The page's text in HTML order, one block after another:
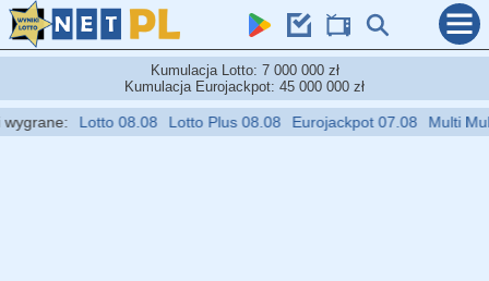
Kumulacja Lotto: 7 000 000 zł
Kumulacja Eurojackpot: 45 000 000 zł
Lotto 08.08 Lotto Plus 08.08 Eurojackpot 07.08 Multi Multi